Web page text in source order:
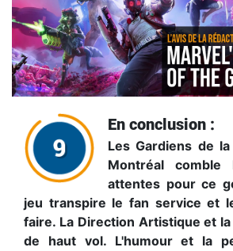
En conclusion :
Les Gardiens de
Montréal
attentes pour ce
jeu transpire le fan service et
faire. La Direction Artistique et
de haut vol. L'humour et la